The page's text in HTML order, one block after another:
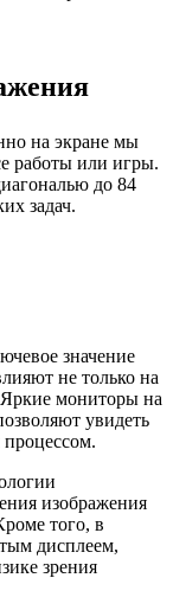
на экране мы
работы или игры.
до 84
задач.
значение
не только на
Яркие мониторы на
увидеть
изображения
того, в
дисплеем,
зрения